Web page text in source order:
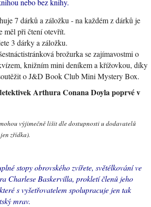
nebo bez knihy.
7 dárků a záložku - na každém z dárků je
měl při čtení otevřít.
3 dárky a záložku.
brožurka se zajímavostmi o
knižním mini deníkem a křížovkou, díky
o J&D Book Club Mini Mystery Box.
Arthura Conana Doyla poprvé v
výjimečně lišit dle dostupnosti u dodavatelů
zřídka).
stopy obrovského zvířete, světélkování ve
Charlese Baskervilla, prokletí členů jeho
s vyšetřovatelem spolupracuje jen tak
mrav.